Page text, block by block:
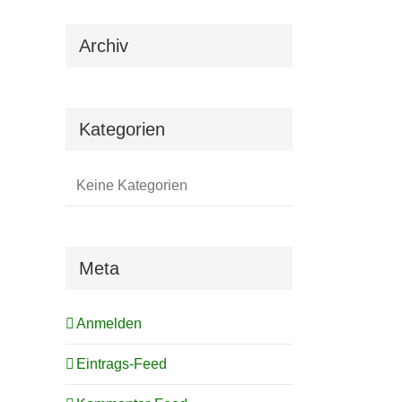
Archiv
Kategorien
Keine Kategorien
Meta
Anmelden
Eintrags-Feed